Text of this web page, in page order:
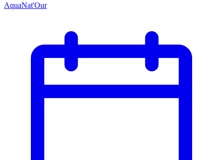
AquaNat'Our